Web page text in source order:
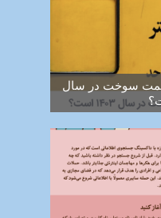
قیمت سوخت در سال